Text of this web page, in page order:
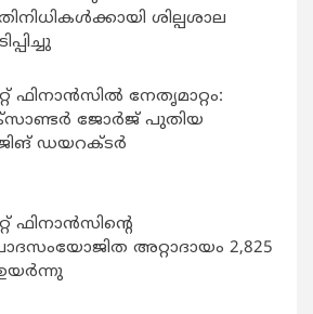
ശില്പശാല
ഫിനാൻസിൽ നേതൃമാറ്റം:
ജോർജ് പുതിയ
ഡയറക്ടർ
ഫിനാൻസിന്റെ
അറ്റാദായം 2,825